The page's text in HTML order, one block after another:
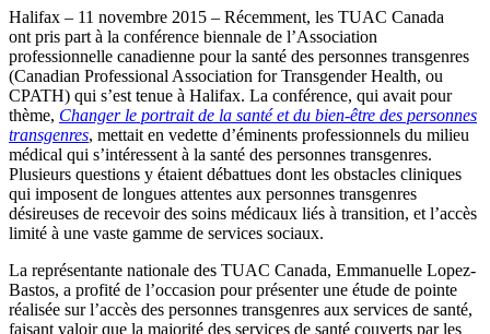
Halifax – 11 novembre 2015 – Récemment, les TUAC Canada
ont pris part à la conférence biennale de l’Association
professionnelle canadienne pour la santé des personnes transgenres
(Canadian Professional Association for Transgender Health, ou
CPATH) qui s’est tenue à Halifax. La conférence, qui avait pour
thème, Changer le portrait de la santé et du bien-être des personnes
transgenres, mettait en vedette d’éminents professionnels du milieu
médical qui s’intéressent à la santé des personnes transgenres.
Plusieurs questions y étaient débattues dont les obstacles cliniques
qui imposent de longues attentes aux personnes transgenres
désireuses de recevoir des soins médicaux liés à transition, et l’accès
limité à une vaste gamme de services sociaux.
La représentante nationale des TUAC Canada, Emmanuelle Lopez-
Bastos, a profité de l’occasion pour présenter une étude de pointe
réalisée sur l’accès des personnes transgenres aux services de santé,
faisant valoir que la majorité des services de santé couverts par les